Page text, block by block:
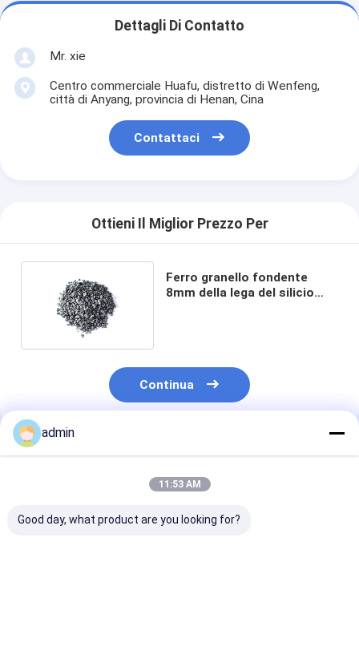
Dettagli Di Contatto
Mr. xie
Centro commerciale Huafu, distretto di Wenfeng,
città di Anyang, provincia di Henan, Cina
Contattaci
Ottieni Il Miglior Prezzo Per
Ferro granello fondente
8mm della lega del silicio
Continua
Prodotti Raccomandati
admin
11:53 AM
Good day, what product are you looking for?